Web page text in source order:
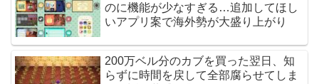
のに機能が少なすぎる…追加してほし
いアプリ案で海外勢が大盛り上がり
200万ベル分のカブを買った翌日、知
らずに時間を戻して全部腐らせてしま